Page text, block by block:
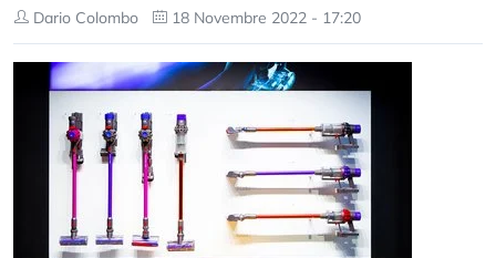
Dario Colombo 18 Novembre 2022 - 17:20